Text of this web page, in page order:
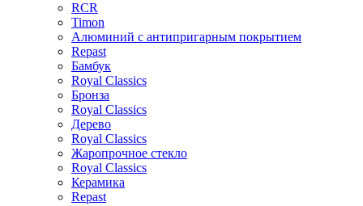
RCR
Timon
Алюминий с антипригарным покрытием
Repast
Бамбук
Royal Classics
Бронза
Royal Classics
Дерево
Royal Classics
Жаропрочное стекло
Royal Classics
Керамика
Repast